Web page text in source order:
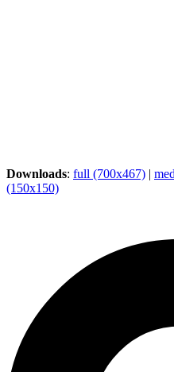
Downloads: full (700x467) |
(150x150)